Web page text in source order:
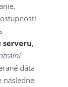
serveru,
dáta
následne